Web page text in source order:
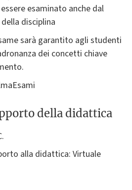
esaminato anche dal
disciplina
sarà garantito agli studenti
dei concetti chiave
della didattica
alla didattica: Virtuale